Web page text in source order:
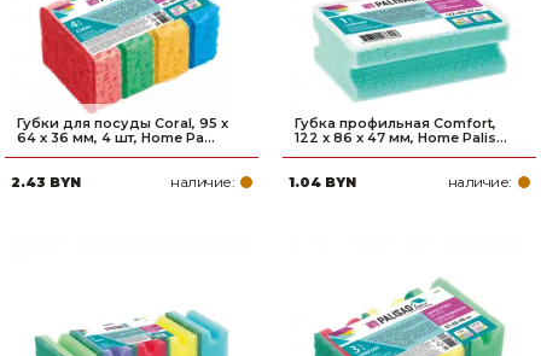
Губки для посуды Coral, 95 x
64 x 36 мм, 4 шт, Home Pa...
2.43 BYN наличие:
Губка профильная Comfort,
122 x 86 x 47 мм, Home Palis...
1.04 BYN наличие: